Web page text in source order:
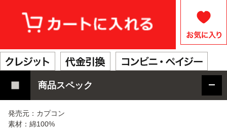
商品スペック
発売元：カプコン
素材：綿100%